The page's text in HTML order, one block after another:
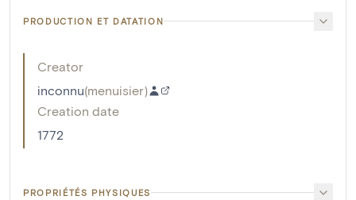
PRODUCTION ET DATATION
Creator
inconnu(menuisier)
Creation date
1772
PROPRIÉTÉS PHYSIQUES